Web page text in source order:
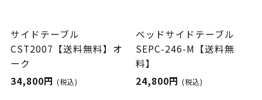
サイドテーブル
CST2007【送料無料】オ
ーク
34,800円 (税込)
ベッドサイドテーブル
SEPC-246-M【送料無
料】
24,800円(税込)